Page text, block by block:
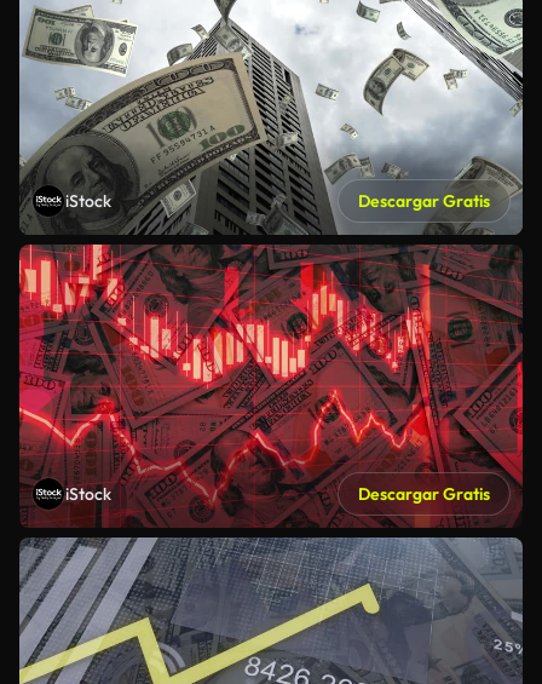
iStock Descargar Gratis
iStock Descargar Gratis